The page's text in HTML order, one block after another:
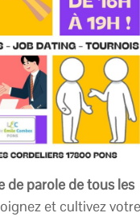
de parole de tous les
et cultivez